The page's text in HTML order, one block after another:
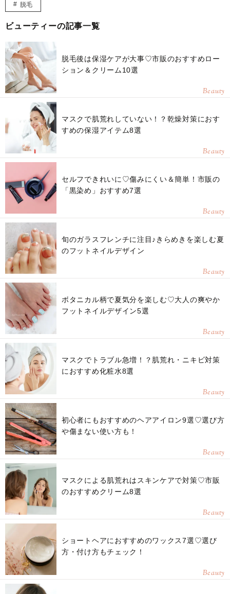
脱毛
ビューティーの記事一覧
脱毛後は保湿ケアが大事♡市販のおすすめロー
ション＆クリーム10選
Beauty
マスクで肌荒れしていない！？乾燥対策におす
すめの保湿アイテム8選
Beauty
セルフできれいに♡傷みにくい＆簡単！市販の
「黒染め」おすすめ7選
Beauty
旬のガラスフレンチに注目♪きらめきを楽しむ夏
のフットネイルデザイン
Beauty
ボタニカル柄で夏気分を楽しむ♡大人の爽やか
フットネイルデザイン5選
Beauty
マスクでトラブル急増！？肌荒れ・ニキビ対策
におすすめ化粧水8選
Beauty
初心者にもおすすめのヘアアイロン9選♡選び方
や傷まない使い方も！
Beauty
マスクによる肌荒れはスキンケアで対策♡市販
のおすすめクリーム8選
Beauty
ショートヘアにおすすめのワックス7選♡選び
方・付け方もチェック！
Beauty